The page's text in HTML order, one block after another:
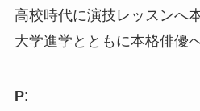
高校時代に演技レッスンへ
大学進学とともに本格俳優
P: